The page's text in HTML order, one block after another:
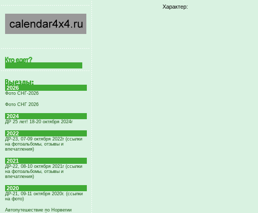
2026
Фото СНГ-2026
Фото СНГ 2026
2024
ДР 25 лет! 18-20 октября 2024г
2022
ДР-23, 07-09 октября 2022г (ссылки
на фотоальбомы, отзывы и
впечатления)
2021
ДР-22, 08-10 октября 2021г (ссылки
на фотоальбомы, отзывы и
впечатления)
2020
ДР-21, 09-11 октября 2020г. (ссылки
на фото)
Автопутешествие по Норвегии
Характер: